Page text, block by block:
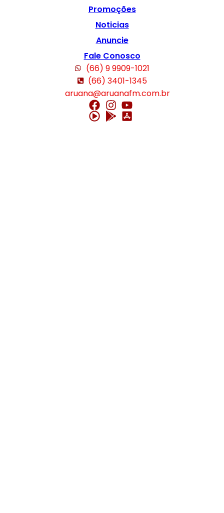
Promoções
Noticias
Anuncie
Fale Conosco
(66) 9 9909-1021
(66) 3401-1345
aruana@aruanafm.com.br